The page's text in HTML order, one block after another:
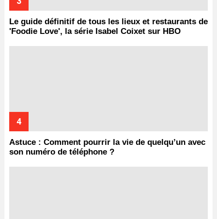
Le guide définitif de tous les lieux et restaurants de
'Foodie Love', la série Isabel Coixet sur HBO
Astuce : Comment pourrir la vie de quelqu’un avec
son numéro de téléphone ?